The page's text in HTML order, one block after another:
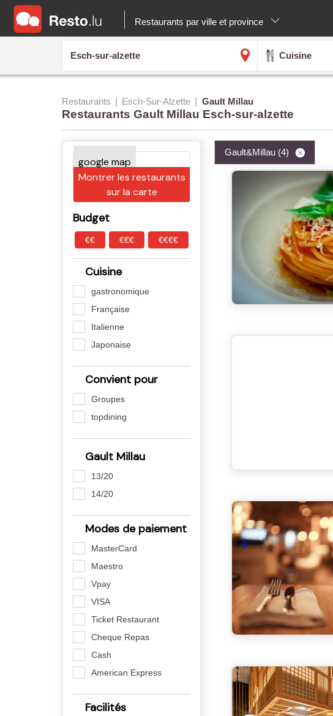
Restaurants par ville et province
Cuisine
Restaurants Esch-Sur-Alzette Gault Millau
Restaurants Gault Millau Esch-sur-alzette
Montrer les restaurants
sur la carte
Budget
€€ €€€ €€€€
Cuisine
gastronomique
Française
Italienne
Japonaise
Convient pour
Groupes
topdining
Gault Millau
13/20
14/20
Modes de paiement
MasterCard
Maestro
Vpay
VISA
Ticket Restaurant
Cheque Repas
Cash
American Express
Facilités
Gault&Millau (4)